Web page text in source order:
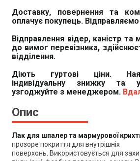
Доставку, повернення та
оплачує покупець.
Відправлення відер, каністр та
до вимог перевізника,
відділення.
Діють гуртові ціни.
індивідуальну знижку та
узгоджуйте з менеджером.
Опис
Лак для шпалер та мармурової
прозоре покриття для внутрішніх
поверхонь. Використовується для